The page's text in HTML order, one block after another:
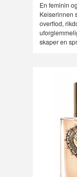
En feminin
Keiserinnen
overflod,
skaper en